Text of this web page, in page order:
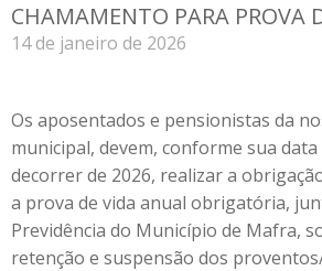
CHAMAMENTO PARA PROVA
14 de janeiro de 2026
Os aposentados e pensionistas da
municipal, devem, conforme sua
decorrer de 2026, realizar a
a prova de vida anual obrigatória,
Previdência do Município de Mafra,
retenção e suspensão dos